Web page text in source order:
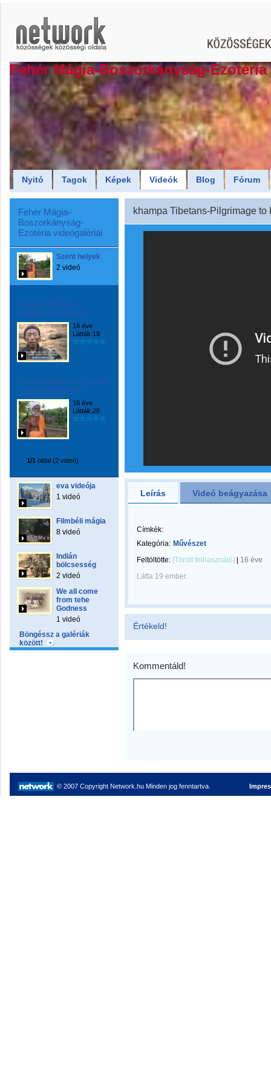
Fehér Mágia-Boszorkányság-Ezotéria
Nyitó Tagok Képek Videók Blog Fórum
Fehér Mágia-
Boszorkányság-
Ezotéria videógalériái
Szent helyek
2 videó
khampa Tibetans-
Pilgrimage to Lhasa
16 éve
Látták:19
Ramana Maharshi's Home
- Arunachala Shiva
16 éve
Látták:28
1/1 oldal (2 videó)
eva videója
1 videó
Filmbéli mágia
8 videó
Indián
bölcsesség
2 videó
We all come
from tehe
Godness
1 videó
Böngéssz a galériák
között!
khampa Tibetans-Pilgrimage to
Leírás Videó beágyazása
Címkék:
Kategória: Művészet
Feltöltötte: [Törölt felhasználó]
16 éve
Látta 19 ember.
Értékeld!
Kommentáld!
© 2007 Copyright Network.hu Minden jog fenntartva.